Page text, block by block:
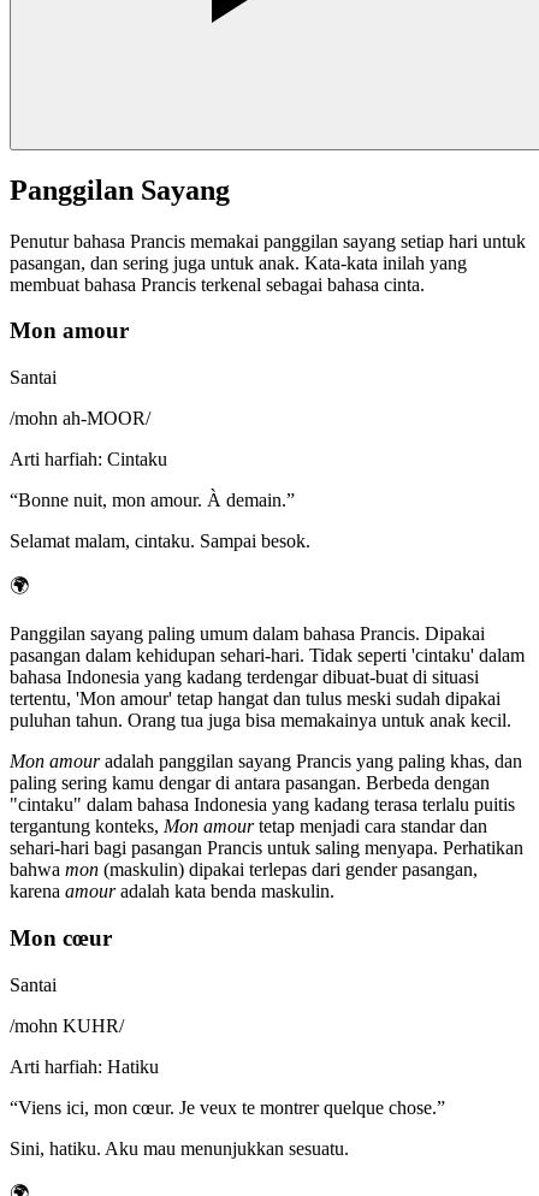
Panggilan Sayang
Penutur bahasa Prancis memakai panggilan sayang setiap hari untuk
pasangan, dan sering juga untuk anak. Kata-kata inilah yang
membuat bahasa Prancis terkenal sebagai bahasa cinta.
Mon amour
Santai
/mohn ah-MOOR/
Arti harfiah: Cintaku
“Bonne nuit, mon amour. À demain.”
Selamat malam, cintaku. Sampai besok.
🌍
Panggilan sayang paling umum dalam bahasa Prancis. Dipakai
pasangan dalam kehidupan sehari-hari. Tidak seperti 'cintaku' dalam
bahasa Indonesia yang kadang terdengar dibuat-buat di situasi
tertentu, 'Mon amour' tetap hangat dan tulus meski sudah dipakai
puluhan tahun. Orang tua juga bisa memakainya untuk anak kecil.
Mon amouradalah panggilan sayang Prancis yang paling khas, dan
paling sering kamu dengar di antara pasangan. Berbeda dengan
"cintaku" dalam bahasa Indonesia yang kadang terasa terlalu puitis
tergantung konteks, Mon amourtetap menjadi cara standar dan
sehari-hari bagi pasangan Prancis untuk saling menyapa. Perhatikan
bahwa mon (maskulin) dipakai terlepas dari gender pasangan,
karena amouradalah kata benda maskulin.
Mon cœur
Santai
/mohn KUHR/
Arti harfiah: Hatiku
“Viens ici, mon cœur. Je veux te montrer quelque chose.”
Sini, hatiku. Aku mau menunjukkan sesuatu.